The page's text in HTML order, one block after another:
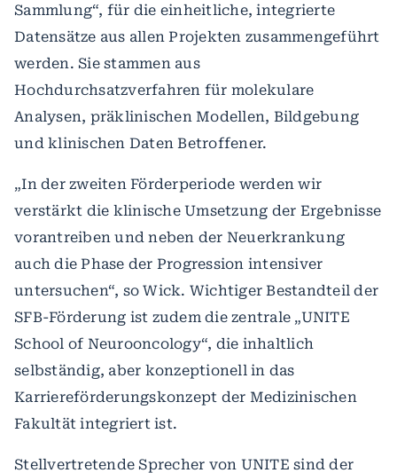
Sammlung“, für die einheitliche, integrierte
Datensätze aus allen Projekten zusammengeführt
werden. Sie stammen aus
Hochdurchsatzverfahren für molekulare
Analysen, präklinischen Modellen, Bildgebung
und klinischen Daten Betroffener.
„In der zweiten Förderperiode werden wir
verstärkt die klinische Umsetzung der Ergebnisse
vorantreiben und neben der Neuerkrankung
auch die Phase der Progression intensiver
untersuchen“, so Wick. Wichtiger Bestandteil der
SFB-Förderung ist zudem die zentrale „UNITE
School of Neurooncology“, die inhaltlich
selbständig, aber konzeptionell in das
Karriereförderungskonzept der Medizinischen
Fakultät integriert ist.
Stellvertretende Sprecher von UNITE sind der